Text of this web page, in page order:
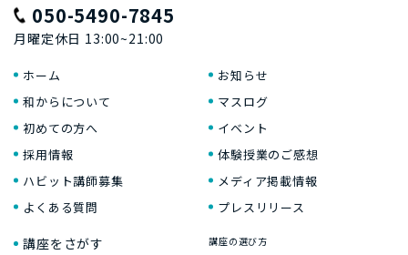
050-5490-7845
月曜定休日 13:00~21:00
ホーム
和からについて
初めての方へ
採用情報
ハビット講師募集
よくある質問
お知らせ
マスログ
イベント
体験授業のご感想
メディア掲載情報
プレスリリース
講座をさがす
講座の選び方